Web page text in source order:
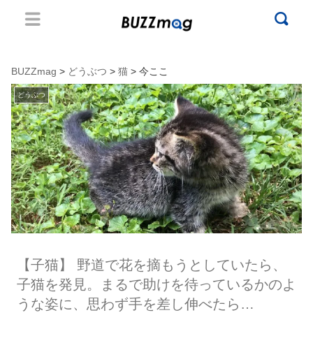
BUZZmag > どうぶつ > 猫 > 今ここ
どうぶつ
【子猫】 野道で花を摘もうとしていたら、
子猫を発見。まるで助けを待っているかのよ
うな姿に、思わず手を差し伸べたら…